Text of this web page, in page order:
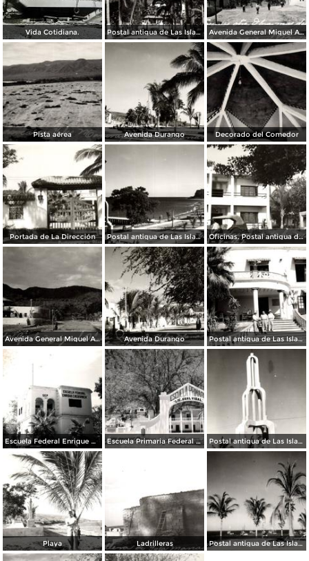
Vida Cotidiana. Postal antigua de Las Islas Marías Avenida General Miguel Alemán
Pista aérea Avenida Durango Decorado del Comedor
Portada de La Dirección Postal antigua de Las Islas Marías Oficinas. Postal antigua de Las Islas Marías 28-8-47
Avenida General Miguel Alemán Avenida Durango Postal antigua de Las Islas Marías
Escuela Federal Enrique Crebsamen Escuela Primaria Federal Lic. Gual Vidal Postal antigua de Las Islas Marías
Playa Ladrilleras Postal antigua de Las Islas Marías 5-24-48